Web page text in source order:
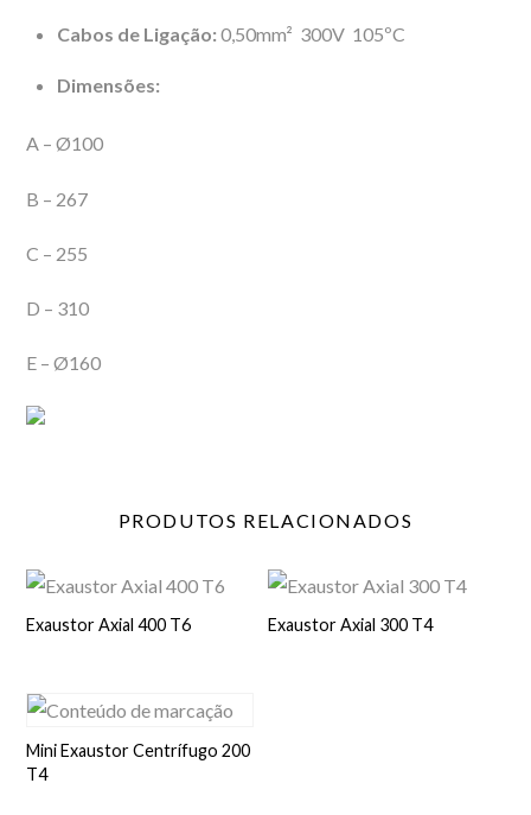
Cabos de Ligação: 0,50mm² 300V 105ºC
Dimensões:
A –Ø100
B – 267
C – 255
D – 310
E –Ø160
PRODUTOS RELACIONADOS
Exaustor Axial 400 T6 Exaustor Axial 300 T4
Mini Exaustor Centrífugo 200
T4